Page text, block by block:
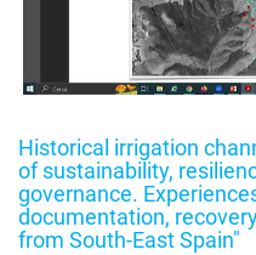
Historical irrigation
of sustainability,
governance.
documentation,
from South-East Spain"